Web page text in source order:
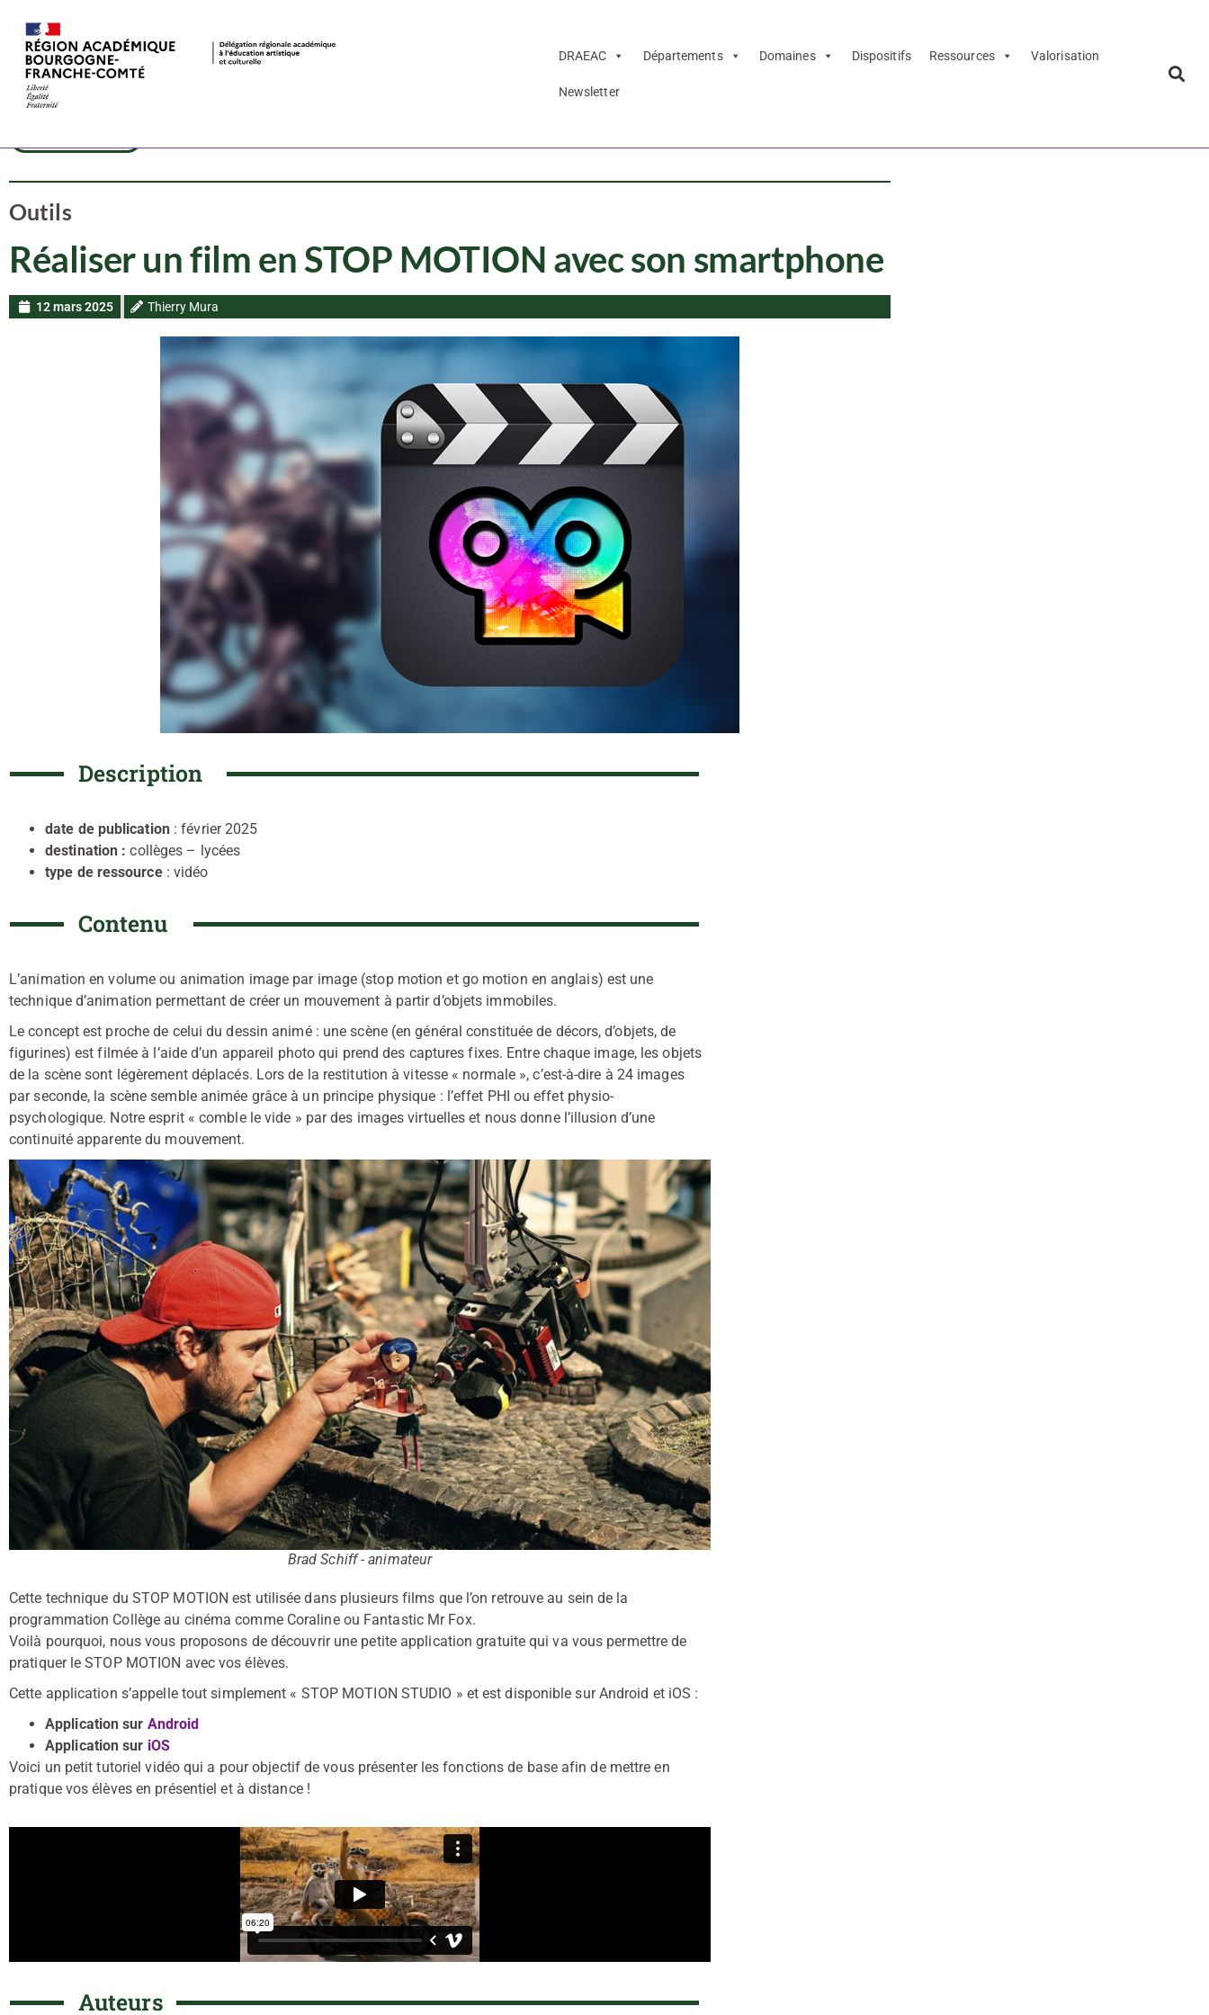
DRAEAC Départements Domaines Dispositifs Ressources Valorisation
Newsletter
Outils
Réaliser un film en STOP MOTION avec son smartphone
12 mars 2025 Thierry Mura
Description
date de publication: février 2025
destination :collèges – lycées
type de ressource: vidéo
Contenu
L’animation en volume ou animation image par image (stop motion et go motion en anglais) est une
technique d’animation permettant de créer un mouvement à partir d’objets immobiles.
Le concept est proche de celui du dessin animé : une scène (en général constituée de décors, d’objets, de
figurines) est filmée à l’aide d’un appareil photo qui prend des captures fixes. Entre chaque image, les objets
de la scène sont légèrement déplacés. Lors de la restitution à vitesse « normale », c’est-à-dire à 24 images
par seconde, la scène semble animée grâce à un principe physique : l’effet PHI ou effet physio-
psychologique. Notre esprit « comble le vide » par des images virtuelles et nous donne l’illusion d’une
continuité apparente du mouvement.
Brad Schiff - animateur
Cette technique du STOP MOTION est utilisée dans plusieurs films que l’on retrouve au sein de la
programmation Collège au cinéma comme Coraline ou Fantastic Mr Fox.
Voilà pourquoi, nous vous proposons de découvrir une petite application gratuite qui va vous permettre de
pratiquer le STOP MOTION avec vos élèves.
Cette application s’appelle tout simplement « STOP MOTION STUDIO » et est disponible sur Android et iOS :
Application sur Android
Application sur iOS
Voici un petit tutoriel vidéo qui a pour objectif de vous présenter les fonctions de base afin de mettre en
pratique vos élèves en présentiel et à distance !
Auteurs